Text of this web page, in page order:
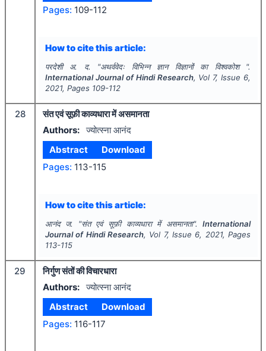
Pages: 109-112
How to cite this article:
परदेशी अ. द. "अथर्ववेदः विभिन्न ज्ञान विज्ञानों का विश्वकोश ".
International Journal of Hindi Research, Vol 7, Issue 6,
2021, Pages 109-112
28
संत एवं सूफ़ी काव्यधारा में असमानता
Authors: ज्योत्स्ना आनंद
Abstract
Download
Pages: 113-115
How to cite this article:
आनंद ज. "संत एवं सूफ़ी काव्यधारा में असमानता".International
Journal of Hindi Research, Vol 7, Issue 6, 2021, Pages
113-115
29
निर्गुण संतों की विचारधारा
Authors: ज्योत्स्ना आनंद
Abstract
Download
Pages: 116-117